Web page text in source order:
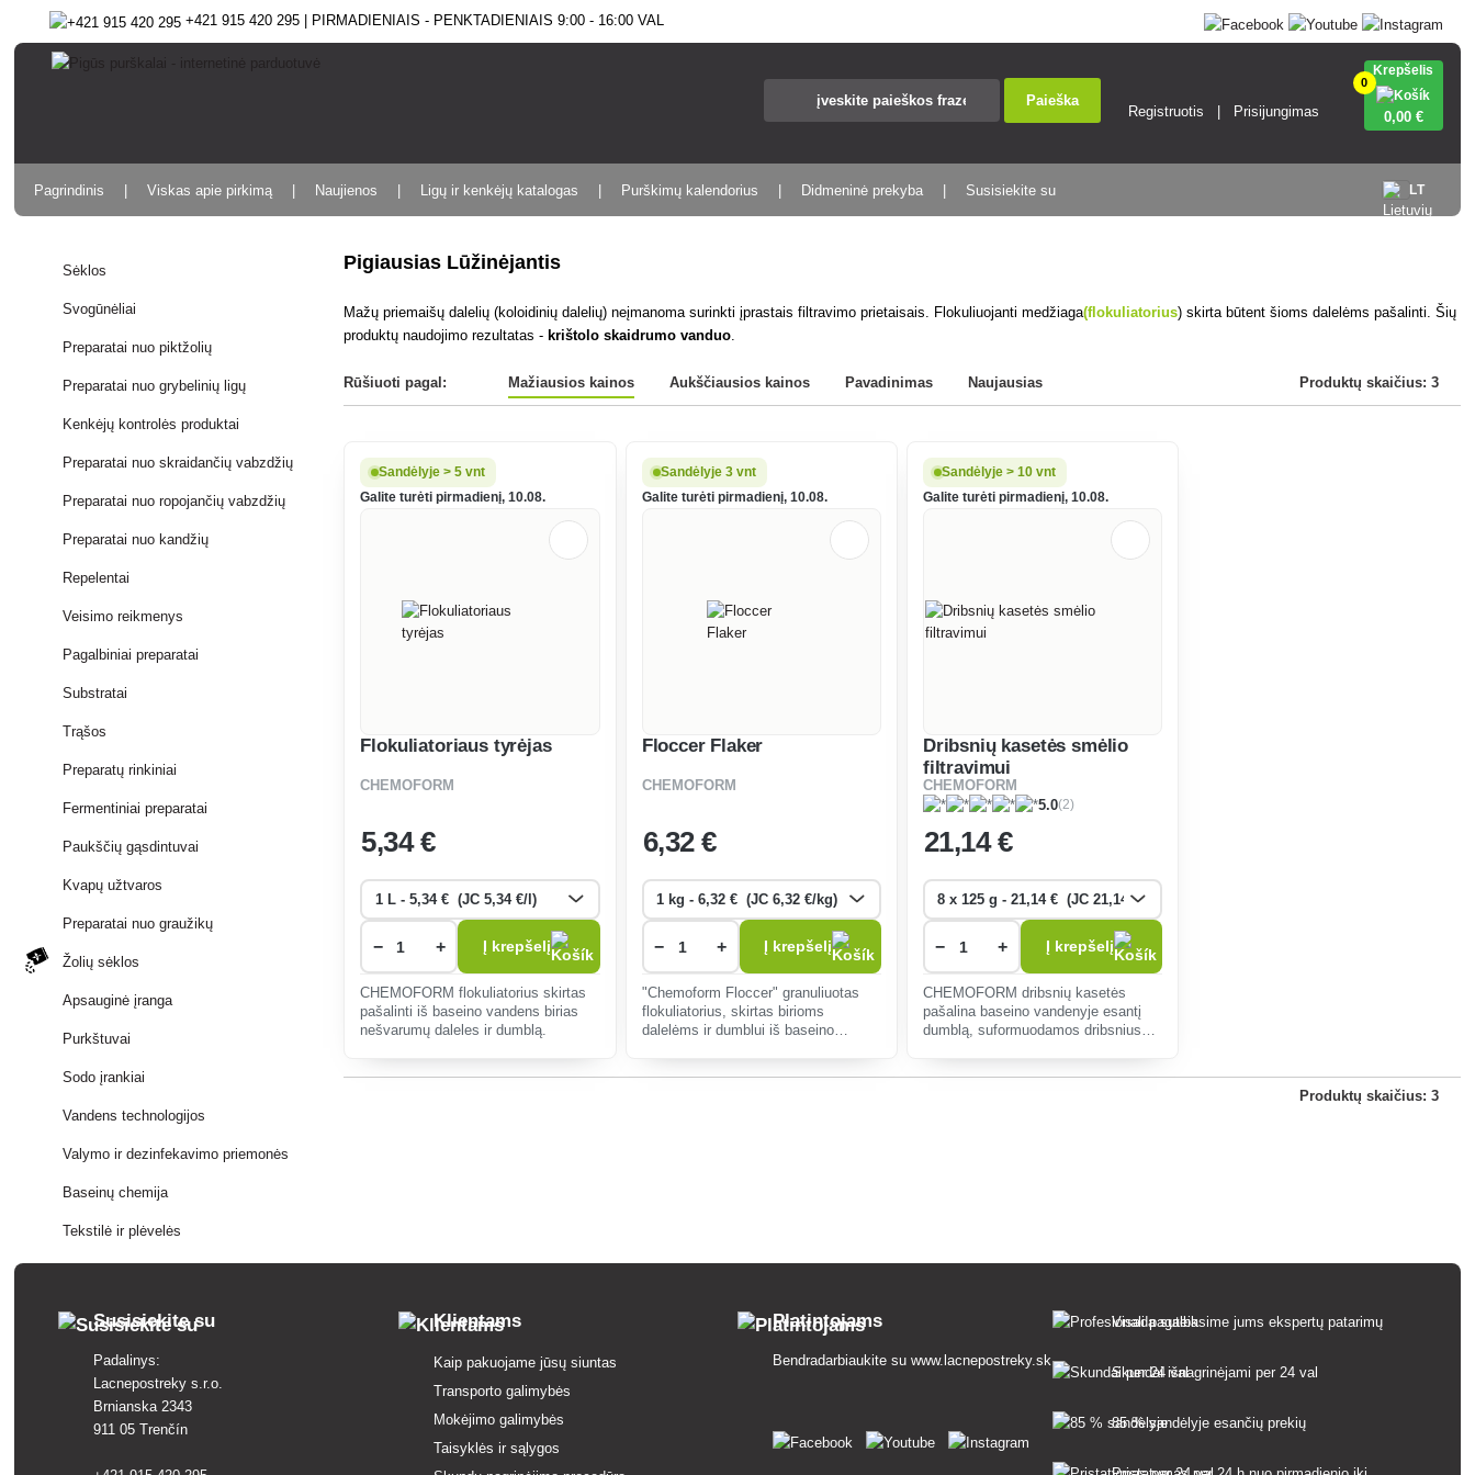
+421 915 420 295 | PIRMADIENIAIS - PENKTADIENIAIS 9:00 - 16:00 VAL
Paieška
Registruotis Prisijungimas
0
Krepšelis
0,00 €
LT
Pagrindinis Viskas apie pirkimą Naujienos Ligų ir kenkėjų katalogas Purškimų kalendorius Didmeninė prekyba Susisiekite su
Sėklos
Svogūnėliai
Preparatai nuo piktžolių
Preparatai nuo grybelinių ligų
Kenkėjų kontrolės produktai
Preparatai nuo skraidančių vabzdžių
Preparatai nuo ropojančių vabzdžių
Preparatai nuo kandžių
Repelentai
Veisimo reikmenys
Pagalbiniai preparatai
Substratai
Trąšos
Preparatų rinkiniai
Fermentiniai preparatai
Paukščių gąsdintuvai
Kvapų užtvaros
Preparatai nuo graužikų
Žolių sėklos
Apsauginė įranga
Purkštuvai
Sodo įrankiai
Vandens technologijos
Valymo ir dezinfekavimo priemonės
Baseinų chemija
Tekstilė ir plėvelės
Pigiausias Lūžinėjantis
Mažų priemaišų dalelių (koloidinių dalelių) neįmanoma surinkti įprastais filtravimo prietaisais. Flokuliuojanti medžiaga(flokuliatorius) skirta būtent šioms dalelėms pašalinti. Šių
produktų naudojimo rezultatas - krištolo skaidrumo vanduo.
Rūšiuoti pagal: Mažiausios kainos Aukščiausios kainos Pavadinimas Naujausias Produktų skaičius: 3
Sandėlyje > 5 vnt
Galite turėti pirmadienį, 10.08.
Flokuliatoriaus tyrėjas
CHEMOFORM
5,34 €
− + Į krepšelį
CHEMOFORM flokuliatorius skirtas
pašalinti iš baseino vandens birias
nešvarumų daleles ir dumblą.
Sandėlyje 3 vnt
Galite turėti pirmadienį, 10.08.
Floccer Flaker
CHEMOFORM
6,32 €
− + Į krepšelį
"Chemoform Floccer" granuliuotas
flokuliatorius, skirtas birioms
dalelėms ir dumblui iš baseino
Sandėlyje > 10 vnt
Galite turėti pirmadienį, 10.08.
Dribsnių kasetės smėlio
filtravimui
CHEMOFORM
5.0(2)
21,14 €
− + Į krepšelį
CHEMOFORM dribsnių kasetės
pašalina baseino vandenyje esantį
dumblą, suformuodamos dribsnius
Produktų skaičius: 3
Susisiekite su
Padalinys:
Lacnepostreky s.r.o.
Brnianska 2343
911 05 Trenčín
Klientams
Kaip pakuojame jūsų siuntas
Transporto galimybės
Mokėjimo galimybės
Taisyklės ir sąlygos
Platintojams
Bendradarbiaukite suwww.lacnepostreky.sk
Visada suteiksime jums ekspertų patarimų
Skundai išnagrinėjami per 24 val
85 % sandėlyje esančių prekių